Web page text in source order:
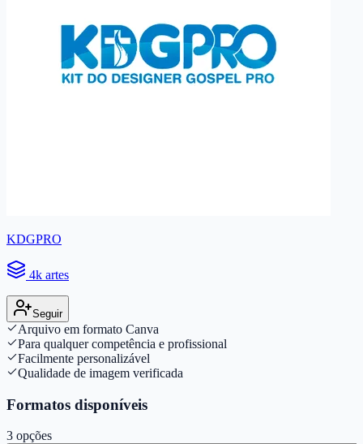
KDGPRO
4k artes
Seguir
Arquivo em formato Canva
Para qualquer competência e profissional
Facilmente personalizável
Qualidade de imagem verificada
Formatos disponíveis
3 opções